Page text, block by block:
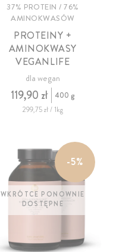
37% PROTEIN / 76%
AMINOKWASÓW
PROTEINY +
AMINOKWASY
VEGANLIFE
dla wegan
119,90 zł
400 g
299,75 zł / 1kg
-5%
WKRÓTCE PONOWNIE
DOSTĘPNE